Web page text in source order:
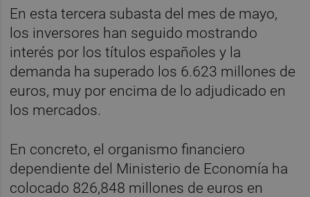
En esta tercera subasta del mes de mayo,
los inversores han seguido mostrando
interés por los títulos españoles y la
demanda ha superado los 6.623 millones de
euros, muy por encima de lo adjudicado en
los mercados.
En concreto, el organismo financiero
dependiente del Ministerio de Economía ha
colocado 826,848 millones de euros en